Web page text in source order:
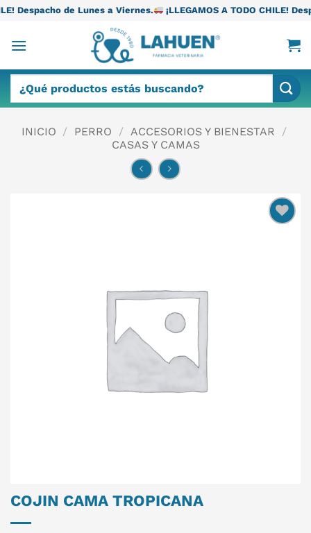
Saltar
contenido
Lunes a Viernes. ¡LLEGAMOS A TODO CHILE! Despacho de
por:
INICIO / PERRO / ACCESORIOS Y BIENESTAR
/
CASAS Y CAMAS
COJIN CAMA TROPICANA